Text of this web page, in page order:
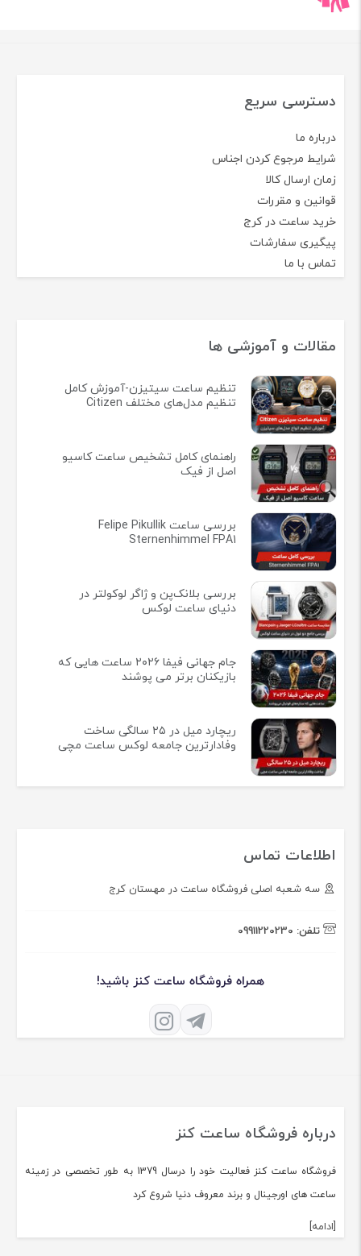
دسترسی سریع
درباره ما
شرایط مرجوع کردن اجناس
زمان ارسال کالا
قوانین و مقررات
خرید ساعت در کرج
پیگیری سفارشات
تماس با ما
مقالات و آموزشی ها
تنظیم ساعت سیتیزن-آموزش کامل
تنظیم مدل‌های مختلف Citizen
راهنمای کامل تشخیص ساعت کاسیو
اصل از فیک
بررسی ساعت Felipe Pikullik
Sternenhimmel FPA1
بررسی بلانک‌پن و ژاگر لوکولتر در
دنیای ساعت لوکس
جام جهانی فیفا ۲۰۲۶ ساعت هایی که
بازیکنان برتر می پوشند
ریچارد میل در ۲۵ سالگی ساخت
وفادارترین جامعه لوکس ساعت مچی
اطلاعات تماس
سه شعبه اصلی فروشگاه ساعت در مهستان کرج
تلفن: 09911220230
همراه فروشگاه ساعت کنز باشید!
درباره فروشگاه ساعت کنز
فروشگاه ساعت کنز فعالیت خود را درسال 1379 به طور تخصصی در زمینه
ساعت های اورجینال و برند معروف دنیا شروع کرد
[ادامه]